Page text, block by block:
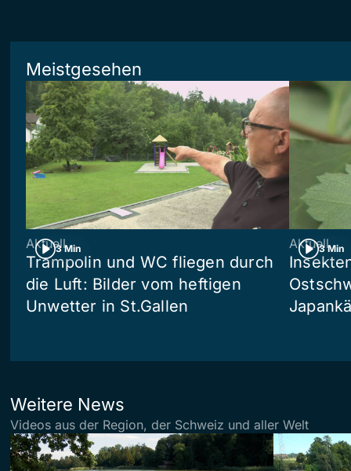
Meistgesehen
3 Min
Aktuell
Trampolin und WC fliegen durch
die Luft: Bilder vom heftigen
Unwetter in St.Gallen
3 Min
Aktuell
Weitere News
Videos aus der Region, der Schweiz und aller Welt